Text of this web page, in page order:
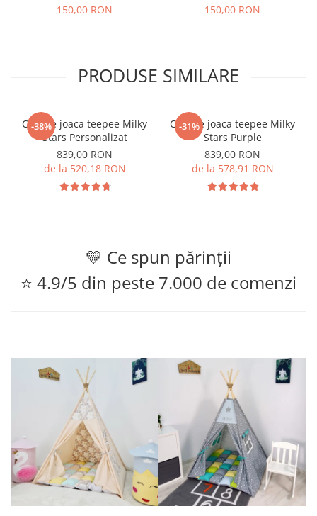
150,00 RON
150,00 RON
PRODUSE SIMILARE
-38%
Cort de joaca teepee Milky
Stars Personalizat
839,00 RON
de la 520,18 RON
-31%
Cort de joaca teepee Milky
Stars Purple
839,00 RON
de la 578,91 RON
💛 Ce spun părinții
⭐ 4.9/5 din peste 7.000 de comenzi